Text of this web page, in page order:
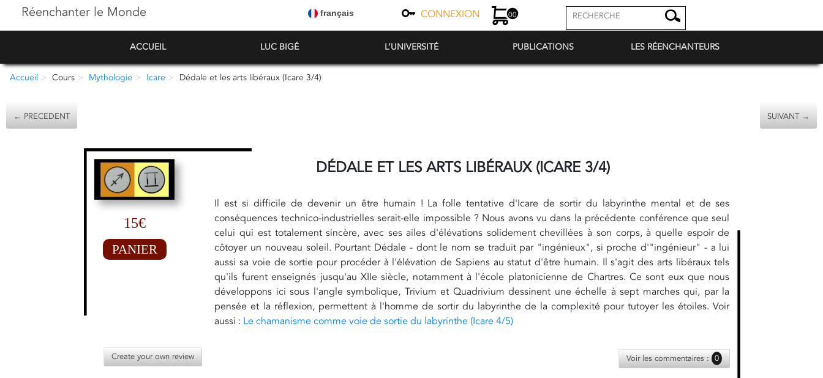
Réenchanter le Monde français CONNEXION 00
ACCUEIL LUC BIGÉ L’UNIVERSITÉ PUBLICATIONS LES RÉENCHANTEURS
Accueil Cours Mythologie Icare Dédale et les arts libéraux (Icare 3/4)
← PRECEDENT SUIVANT →
15€
PANIER
DÉDALE ET LES ARTS LIBÉRAUX (ICARE 3/4)
Il est si difficile de devenir un être humain ! La folle tentative d'Icare de sortir du labyrinthe mental et de ses
conséquences technico-industrielles serait-elle impossible ? Nous avons vu dans la précédente conférence que seul
celui qui est totalement sincère, avec ses ailes d'élévations solidement chevillées à son corps, à quelle espoir de
côtoyer un nouveau soleil. Pourtant Dédale - dont le nom se traduit par "ingénieux", si proche d'"ingénieur" - a lui
aussi sa voie de sortie pour procéder à l'élévation de Sapiens au statut d'être humain. Il s'agit des arts libéraux tels
qu'ils furent enseignés jusqu'au XIIe siècle, notamment à l'école platonicienne de Chartres. Ce sont eux que nous
développons ici sous l'angle symbolique, Trivium et Quadrivium dessinent une échelle à sept marches qui, par la
pensée et la réflexion, permettent à l'homme de sortir du labyrinthe de la complexité pour tutoyer les étoiles. Voir
aussi : Le chamanisme comme voie de sortie du labyrinthe (Icare 4/5)
Create your own review Voir les commentaires : 0